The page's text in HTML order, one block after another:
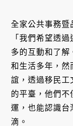
全家公共事務暨
「我們希望透
多的互動和了解
和生活多年，然
誼，透過移民工
的平臺，他們不
運，也能認識台
滴。